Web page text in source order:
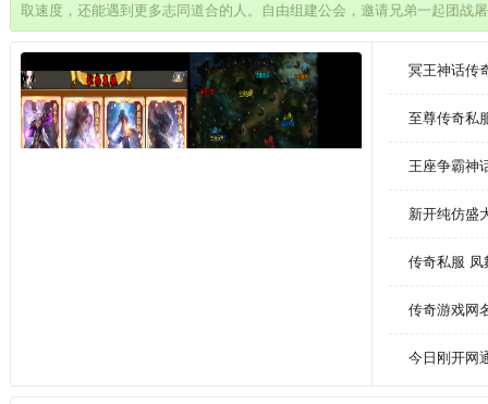
取速度，还能遇到更多志同道合的人。自由组建公会，邀请兄弟一起团战
冥王神话传
至尊传奇私
王座争霸神
新开纯仿盛
传奇私服 凤
传奇游戏网
今日刚开网